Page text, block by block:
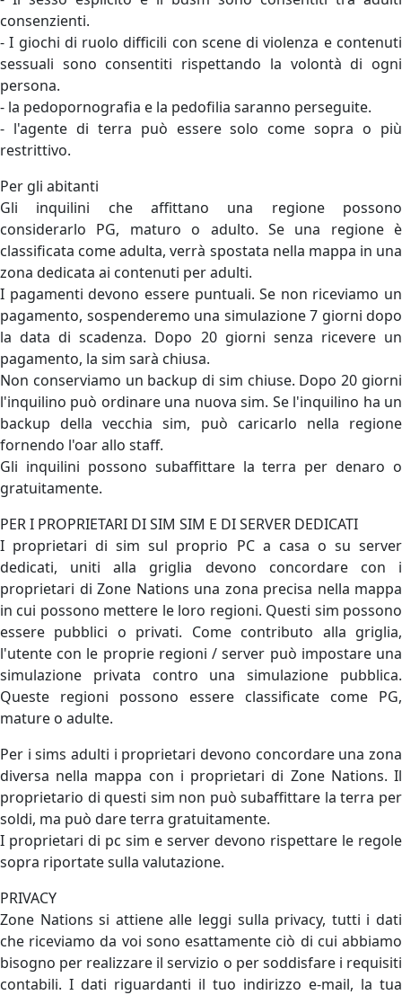
consenzienti.
- I giochi di ruolo difficili con scene di violenza e contenuti
sessuali sono consentiti rispettando la volontà di ogni
persona.
- la pedopornografia e la pedofilia saranno perseguite.
- l'agente di terra può essere solo come sopra o più
restrittivo.
Per gli abitanti
Gli inquilini che affittano una regione possono
considerarlo PG, maturo o adulto. Se una regione è
classificata come adulta, verrà spostata nella mappa in una
zona dedicata ai contenuti per adulti.
I pagamenti devono essere puntuali. Se non riceviamo un
pagamento, sospenderemo una simulazione 7 giorni dopo
la data di scadenza. Dopo 20 giorni senza ricevere un
pagamento, la sim sarà chiusa.
Non conserviamo un backup di sim chiuse. Dopo 20 giorni
l'inquilino può ordinare una nuova sim. Se l'inquilino ha un
backup della vecchia sim, può caricarlo nella regione
fornendo l'oar allo staff.
Gli inquilini possono subaffittare la terra per denaro o
gratuitamente.
PER I PROPRIETARI DI SIM SIM E DI SERVER DEDICATI
I proprietari di sim sul proprio PC a casa o su server
dedicati, uniti alla griglia devono concordare con i
proprietari di Zone Nations una zona precisa nella mappa
in cui possono mettere le loro regioni. Questi sim possono
essere pubblici o privati. Come contributo alla griglia,
l'utente con le proprie regioni / server può impostare una
simulazione privata contro una simulazione pubblica.
Queste regioni possono essere classificate come PG,
mature o adulte.
Per i sims adulti i proprietari devono concordare una zona
diversa nella mappa con i proprietari di Zone Nations. Il
proprietario di questi sim non può subaffittare la terra per
soldi, ma può dare terra gratuitamente.
I proprietari di pc sim e server devono rispettare le regole
sopra riportate sulla valutazione.
PRIVACY
Zone Nations si attiene alle leggi sulla privacy, tutti i dati
che riceviamo da voi sono esattamente ciò di cui abbiamo
bisogno per realizzare il servizio o per soddisfare i requisiti
contabili. I dati riguardanti il ​​tuo indirizzo e-mail, la tua